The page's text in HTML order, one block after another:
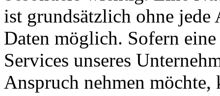
ist grundsätzlich ohne jede
Daten möglich. Sofern
Services unseres
Anspruch nehmen